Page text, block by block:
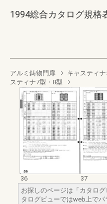
1994総合カタログ規格
アルミ鋳物門扉 キャスティ
スティナ7型・8型
36
37
お探しのページは「カタロ
タログビューではweb上で